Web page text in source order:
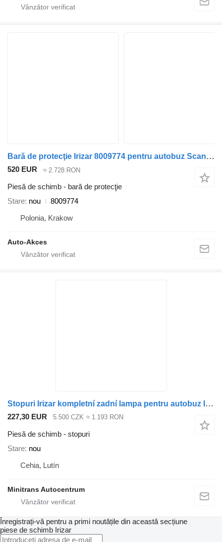
Bară de protecţie Irizar 8009774 pentru autobuz Scania Irizar i6
520 EUR ≈ 2.728 RON
Piesă de schimb - bară de protecţie
Stare nou
8009774
Polonia, Krakow
Auto-Akces
Stopuri Irizar kompletní zadní lampa pentru autobuz Irizar PB
227,30 EUR 5.500 CZK ≈ 1.193 RON
Piesă de schimb - stopuri
Stare nou
Cehia, Lutín
Minitrans Autocentrum
Înregistrați-vă pentru a primi noutățile din această secțiune
piese de schimb Irizar